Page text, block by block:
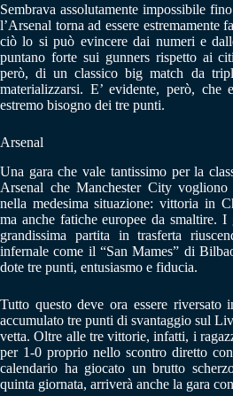
Sembrava assolutamente impossibile
l’Arsenal torna ad essere estremamente
ciò lo si può evincere dai numeri e
puntano forte sui gunners rispetto ai
però, di un classico big match da
materializzarsi. E’ evidente, però, che
estremo bisogno dei tre punti.
Arsenal
Una gara che vale tantissimo per la
Arsenal che Manchester City
nella medesima situazione: vittoria in
ma anche fatiche europee da smaltire. I
grandissima partita in trasferta
infernale come il “San Mames” di
dote tre punti, entusiasmo e fiducia.
Tutto questo deve ora essere riversato
accumulato tre punti di svantaggio sul
vetta. Oltre alle tre vittorie, infatti, i
per 1-0 proprio nello scontro diretto
calendario ha giocato un brutto
quinta giornata, arriverà anche la gara